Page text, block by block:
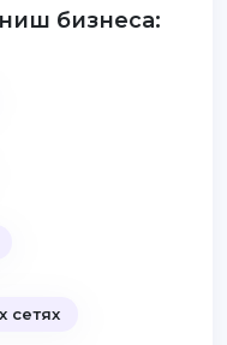
бизнеса:
сетях